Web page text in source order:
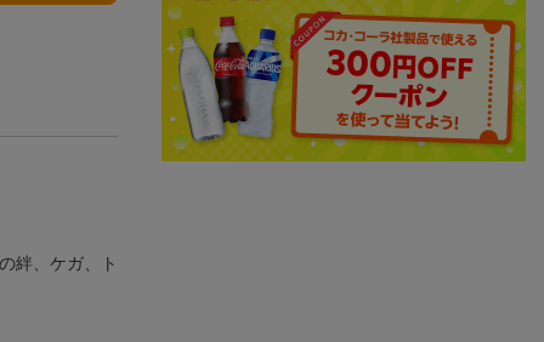
絆、ケガ、ト